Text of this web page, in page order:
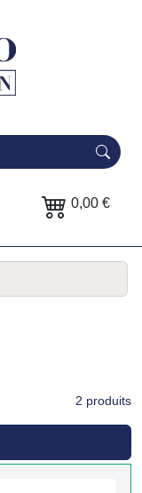
0,00 €
2 produits